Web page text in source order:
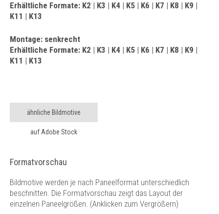
Erhältliche Formate: K2 | K3 | K4 | K5 | K6 | K7 | K8 | K9 |
K11 | K13
Montage: senkrecht
Erhältliche Formate: K2 | K3 | K4 | K5 | K6 | K7 | K8 | K9 |
K11 | K13
ähnliche Bildmotive
auf Adobe Stock
Formatvorschau
Bildmotive werden je nach Paneelformat unterschiedlich
beschnitten. Die Formatvorschau zeigt das Layout der
einzelnen Paneelgrößen. (Anklicken zum Vergrößern)